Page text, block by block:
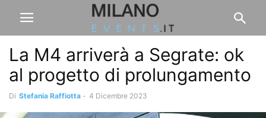
La M4 arriverà a Segrate: ok
al progetto di prolungamento
Di Stefania Raffiotta - 4 Dicembre 2023